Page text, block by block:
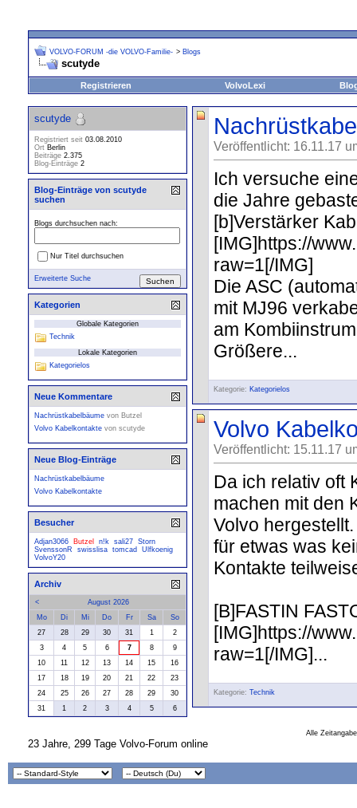
VOLVO-FORUM -die VOLVO-Familie- > Blogs
scutyde
Registrieren VolvoLexi
Veröffentlicht: 16.11.17
Ich versuche
die Jahre
[b]Verstärker
[IMG]https://
raw=1[/IMG]
Die ASC
mit MJ96
am
Größere...
Kategorie: Kategorielos
Volvo
Veröffentlicht: 15.11.17
Da ich relativ oft
machen mit den
Volvo
für etwas was
Kontakte
[B]FASTIN
[IMG]https://
raw=1[/IMG]...
Kategorie: Technik
scutyde
Registriert seit 03.08.2010
Ort Berlin
Beiträge 2.375
Blog-Einträge 2
Blog-Einträge von scutyde
suchen
Blogs durchsuchen nach:
Nur Titel durchsuchen
Erweiterte Suche
Kategorien
Globale Kategorien
Technik
Lokale Kategorien
Kategorielos
Neue Kommentare
Nachrüstkabelbäume von Butzel
Volvo Kabelkontakte von scutyde
Neue Blog-Einträge
Nachrüstkabelbäume
Volvo Kabelkontakte
Besucher
Adjan3066 Butzel n!k sali27 Storn
SvenssonR
swisslisa tomcad
Ulfkoenig
VolvoY20
Archiv
<
August 2026
Mo
Di Mi Do Fr Sa
So
27
28 29 30 31 1
2
3
4 5 6 7 8
9
10
11 12 13 14 15
16
17
18 19 20 21 22
23
24
25 26 27 28 29
30
31
1 2 3 4 5 6
Alle
23 Jahre, 299 Tage Volvo-Forum online